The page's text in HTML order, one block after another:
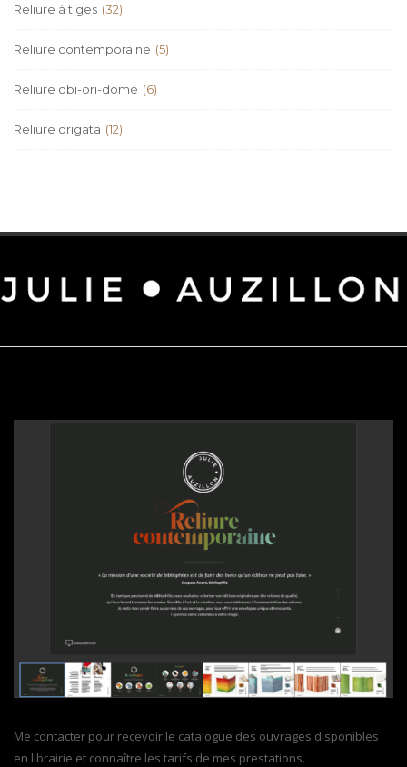
Reliure à tiges (32)
Reliure contemporaine (5)
Reliure obi-ori-domé (6)
Reliure origata (12)
Me contacter pour recevoir le catalogue des ouvrages disponibles
en librairie et connaître les tarifs de mes prestations.